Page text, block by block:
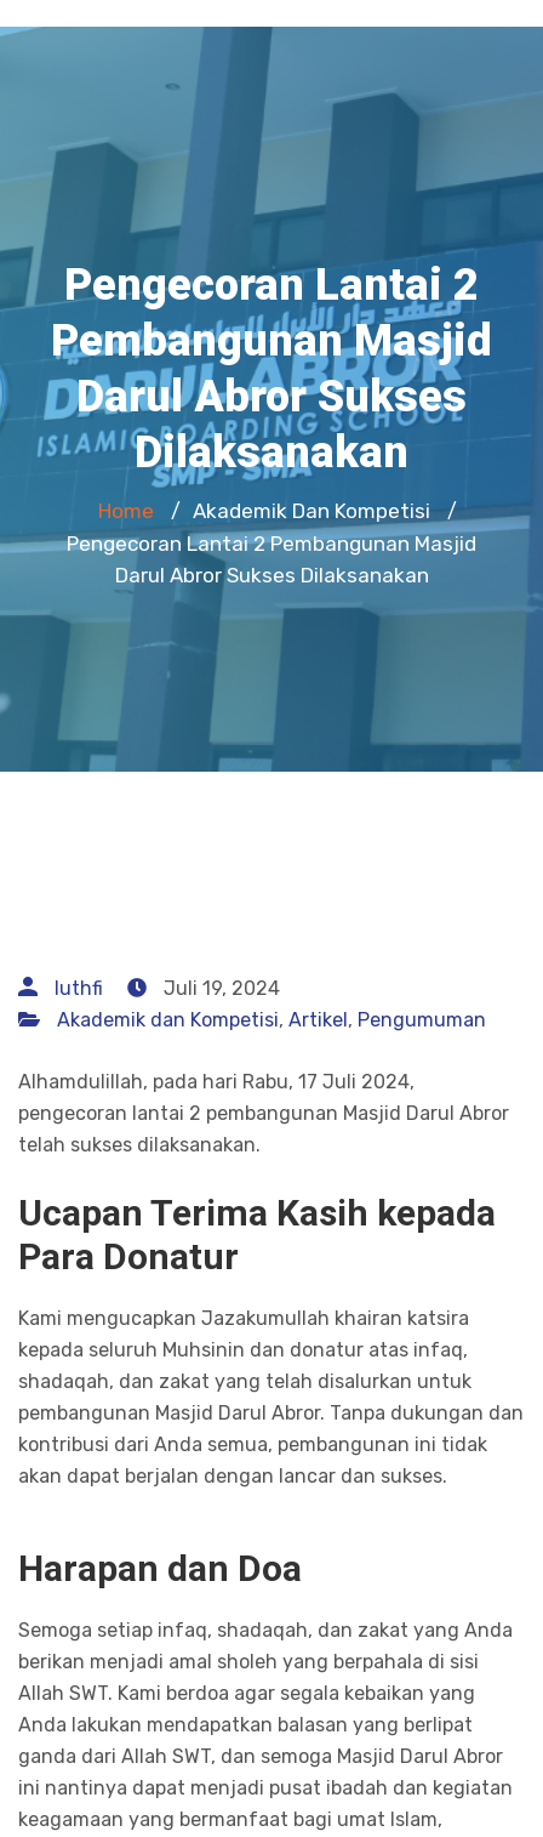
Pengecoran Lantai 2
Pembangunan Masjid
Darul Abror Sukses
Dilaksanakan
Home / Akademik Dan Kompetisi /
Pengecoran Lantai 2 Pembangunan Masjid
Darul Abror Sukses Dilaksanakan
luthfi
Juli 19, 2024
Akademik dan Kompetisi, Artikel, Pengumuman
Alhamdulillah, pada hari Rabu, 17 Juli 2024,
pengecoran lantai 2 pembangunan Masjid Darul Abror
telah sukses dilaksanakan.
Ucapan Terima Kasih kepada
Para Donatur
Kami mengucapkan Jazakumullah khairan katsira
kepada seluruh Muhsinin dan donatur atas infaq,
shadaqah, dan zakat yang telah disalurkan untuk
pembangunan Masjid Darul Abror. Tanpa dukungan dan
kontribusi dari Anda semua, pembangunan ini tidak
akan dapat berjalan dengan lancar dan sukses.
Harapan dan Doa
Semoga setiap infaq, shadaqah, dan zakat yang Anda
berikan menjadi amal sholeh yang berpahala di sisi
Allah SWT. Kami berdoa agar segala kebaikan yang
Anda lakukan mendapatkan balasan yang berlipat
ganda dari Allah SWT, dan semoga Masjid Darul Abror
ini nantinya dapat menjadi pusat ibadah dan kegiatan
keagamaan yang bermanfaat bagi umat Islam,